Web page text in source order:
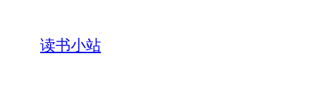
读书小站